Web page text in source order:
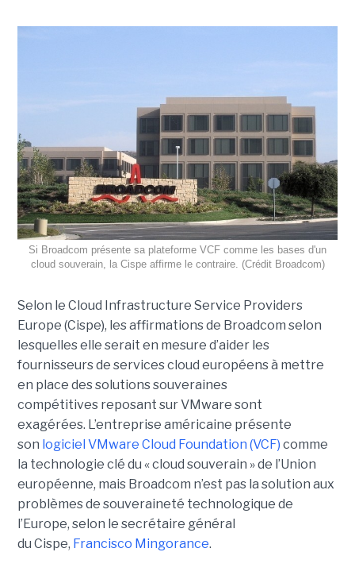
Si Broadcom présente sa plateforme VCF comme les bases d'un
cloud souverain, la Cispe affirme le contraire. (Crédit Broadcom)
Selon le Cloud Infrastructure Service Providers
Europe (Cispe), les affirmations de Broadcom selon
lesquelles elle serait en mesure d’aider les
fournisseurs de services cloud européens à mettre
en place des solutions souveraines
compétitives reposant sur VMware sont
exagérées. L’entreprise américaine présente
son logiciel VMware Cloud Foundation (VCF) comme
la technologie clé du « cloud souverain » de l’Union
européenne, mais Broadcom n’est pas la solution aux
problèmes de souveraineté technologique de
l’Europe, selon le secrétaire général
du Cispe, Francisco Mingorance.